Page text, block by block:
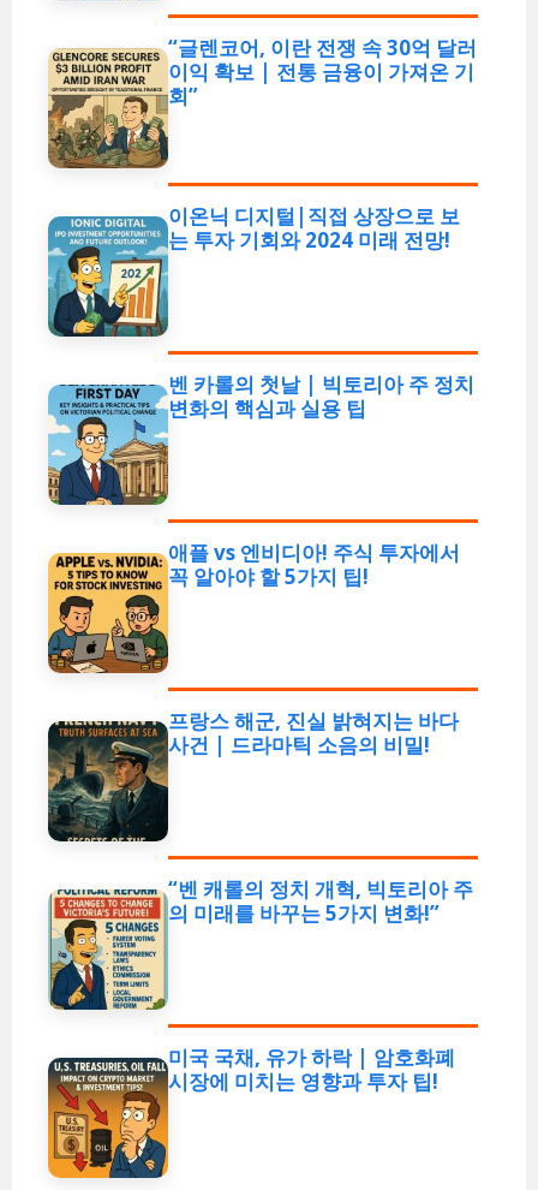
“글렌코어, 이란 전쟁 속 30억 달러
이익 확보 | 전통 금융이 가져온 기
회”
이온닉 디지털|직접 상장으로 보
는 투자 기회와 2024 미래 전망!
벤 카롤의 첫날 | 빅토리아 주 정치
변화의 핵심과 실용 팁
애플 vs 엔비디아! 주식 투자에서
꼭 알아야 할 5가지 팁!
프랑스 해군, 진실 밝혀지는 바다
사건 | 드라마틱 소음의 비밀!
“벤 캐롤의 정치 개혁, 빅토리아 주
의 미래를 바꾸는 5가지 변화!”
미국 국채, 유가 하락 | 암호화폐
시장에 미치는 영향과 투자 팁!